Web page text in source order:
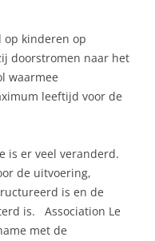
op kinderen op
doorstromen naar het
waarmee
leeftijd voor de
is er veel veranderd.
de uitvoering,
is en de
is. Association Le
met de